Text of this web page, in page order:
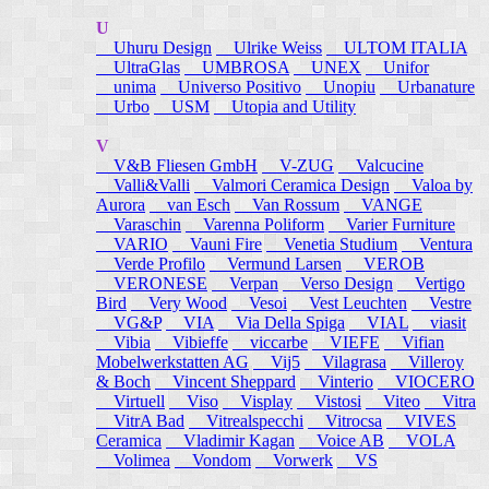
U
Uhuru Design
Ulrike Weiss
ULTOM ITALIA
UltraGlas
UMBROSA UNEX
Unifor
unima
Universo Positivo Unopiu
Urbanature
Urbo
USM Utopia and Utility
V
V&B Fliesen GmbH
V-ZUG
Valcucine
Valli&Valli
Valmori Ceramica Design
Valoa by
Aurora
van Esch Van Rossum
VANGE
Varaschin
Varenna Poliform
Varier Furniture
VARIO
Vauni Fire Venetia Studium
Ventura
Verde Profilo
Vermund Larsen
VEROB
VERONESE
Verpan Verso Design
Vertigo
Bird
Very Wood Vesoi Vest Leuchten
Vestre
VG&P
VIA Via Della Spiga VIAL
viasit
Vibia
Vibieffe viccarbe VIEFE
Vifian
Mobelwerkstatten AG
Vij5 Vilagrasa
Villeroy
& Boch
Vincent Sheppard Vinterio
VIOCERO
Virtuell
Viso Visplay Vistosi Viteo
Vitra
VitrA Bad
Vitrealspecchi Vitrocsa
VIVES
Ceramica
Vladimir Kagan Voice AB
VOLA
Volimea
Vondom Vorwerk VS